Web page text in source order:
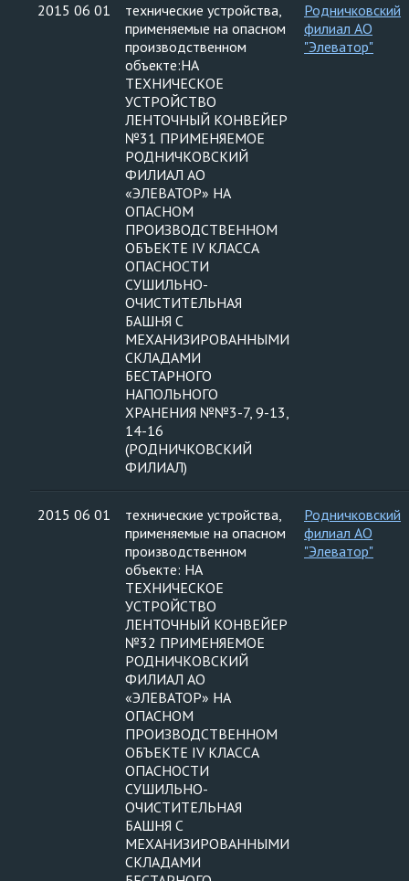
2015 06 01
технические устройства,
применяемые на опасном
производственном
объекте:НА
ТЕХНИЧЕСКОЕ
УСТРОЙСТВО
ЛЕНТОЧНЫЙ КОНВЕЙЕР
№31 ПРИМЕНЯЕМОЕ
РОДНИЧКОВСКИЙ
ФИЛИАЛ АО
«ЭЛЕВАТОР» НА
ОПАСНОМ
ПРОИЗВОДСТВЕННОМ
ОБЪЕКТЕ IV КЛАССА
ОПАСНОСТИ
СУШИЛЬНО-
ОЧИСТИТЕЛЬНАЯ
БАШНЯ С
МЕХАНИЗИРОВАННЫМИ
СКЛАДАМИ
БЕСТАРНОГО
НАПОЛЬНОГО
ХРАНЕНИЯ №№3-7, 9-13,
14-16
(РОДНИЧКОВСКИЙ
ФИЛИАЛ)
Родничковский
филиал АО
"Элеватор"
2015 06 01
технические устройства,
применяемые на опасном
производственном
объекте: НА
ТЕХНИЧЕСКОЕ
УСТРОЙСТВО
ЛЕНТОЧНЫЙ КОНВЕЙЕР
№32 ПРИМЕНЯЕМОЕ
РОДНИЧКОВСКИЙ
ФИЛИАЛ АО
«ЭЛЕВАТОР» НА
ОПАСНОМ
ПРОИЗВОДСТВЕННОМ
ОБЪЕКТЕ IV КЛАССА
ОПАСНОСТИ
СУШИЛЬНО-
ОЧИСТИТЕЛЬНАЯ
БАШНЯ С
МЕХАНИЗИРОВАННЫМИ
СКЛАДАМИ
Родничковский
филиал АО
"Элеватор"